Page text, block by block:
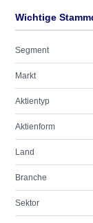
Wichtige
Segment
Markt
Aktientyp
Aktienform
Land
Branche
Sektor